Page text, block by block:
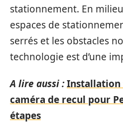
stationnement. En
espaces de
serrés et les obstacles
technologie est d’une
A lire aussi :Installation
caméra de recul pour
étapes